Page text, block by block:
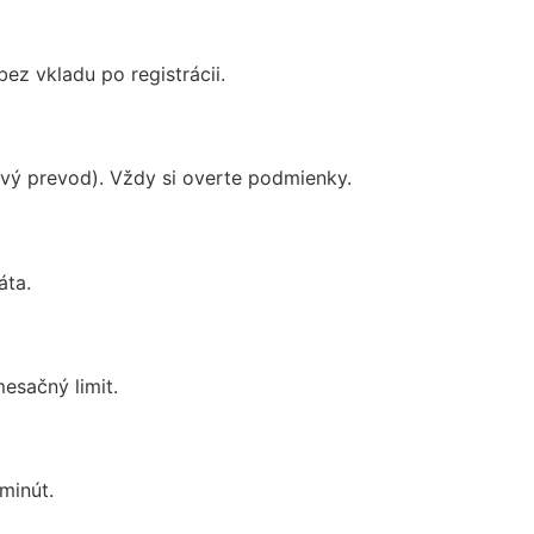
vkladu po registrácii.
prevod). Vždy si overte podmienky.
limit.